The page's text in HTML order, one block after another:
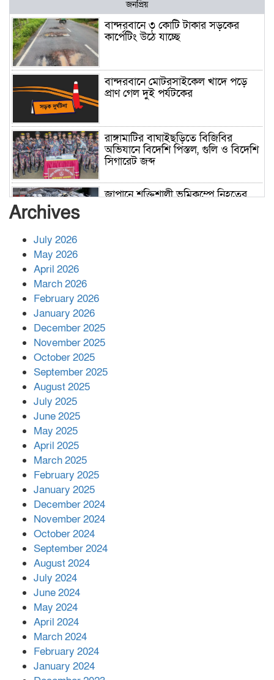
জনপ্রিয়
বান্দরবানে ৩ কোটি টাকার সড়কের
কার্পেটিং উঠে যাচ্ছে
বান্দরবানে মোটরসাইকেল খাদে পড়ে
প্রাণ গেল দুই পর্যটকের
রাঙ্গামাটির বাঘাইছড়িতে বিজিবির
অভিযানে বিদেশি পিস্তল, গুলি ও বিদেশি
সিগারেট জব্দ
জাপানে শক্তিশালী ভূমিকম্পে নিহতের
পর ফোন তারেক রহমানের,গ্যাস সঙ্কট
সহায়তা দিলেন সাচিং প্রু জেরী
Archives
July 2026
May 2026
April 2026
March 2026
February 2026
January 2026
December 2025
November 2025
October 2025
September 2025
August 2025
July 2025
June 2025
May 2025
April 2025
March 2025
February 2025
January 2025
December 2024
November 2024
October 2024
September 2024
August 2024
July 2024
June 2024
May 2024
April 2024
March 2024
February 2024
January 2024